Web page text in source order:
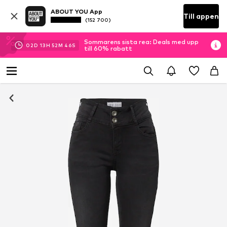
ABOUT YOU App
(152 700) Till appen
02D 13H 52M 45S
Sommarens sista rea: Deals med upp
till 60% rabatt